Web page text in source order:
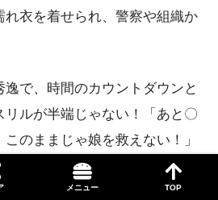
衣を着せられ、警察や組織か
で、時間のカウントダウンと
ルが半端じゃない！「あと〇
のままじゃ娘を救えない！」
メニュー TOP